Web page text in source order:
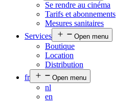
Se rendre au cinéma
Tarifs et abonnements
Mesures sanitaires
Services
Open menu
Boutique
Location
Distribution
fr
Open menu
nl
en